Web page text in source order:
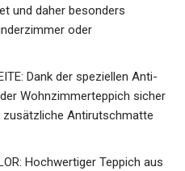
und daher besonders
oder
Dank der speziellen Anti-
Wohnzimmerteppich sicher
zusätzliche Antirutschmatte
Hochwertiger Teppich aus